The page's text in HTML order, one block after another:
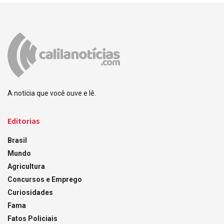
A notícia que você ouve e lê.
Editorias
Brasil
Mundo
Agricultura
Concursos e Emprego
Curiosidades
Fama
Fatos Policiais